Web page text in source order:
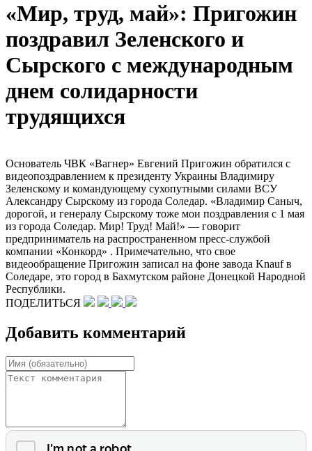
«Мир, труд, май»: Пригожин
поздравил Зеленского и
Сырского с международным
днем солидарности
трудящихся
Основатель ЧВК «Вагнер» Евгений Пригожин обратился с
видеопоздравлением к президенту Украины Владимиру
Зеленскому и командующему сухопутными силами ВСУ
Александру Сырскому из города Соледар. «Владимир Саныч,
дорогой, и генералу Сырскому тоже мои поздравления с 1 мая
из города Соледар. Мир! Труд! Май!» — говорит
предприниматель на распространенном пресс-службой
компании «Конкорд» . Примечательно, что свое
видеообращение Пригожин записал на фоне завода Knauf в
Соледаре, это город в Бахмутском районе Донецкой Народной
Республики.
ПОДЕЛИТЬСЯ
Добавить комментарий